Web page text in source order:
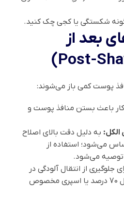
شکستگی یا کجی چک کنید.
بعد از
پوست کمی باز می‌شوند:
باعث بستن منافذ پوست و
الکل: به دلیل دقت بالای اصلاح
می‌شود؛ استفاده از
توصیه می‌شود.
جلوگیری از انتقال آلودگی در
دفعات بعد، تیغه را با الکل 70 درصد یا اسپری مخصوص